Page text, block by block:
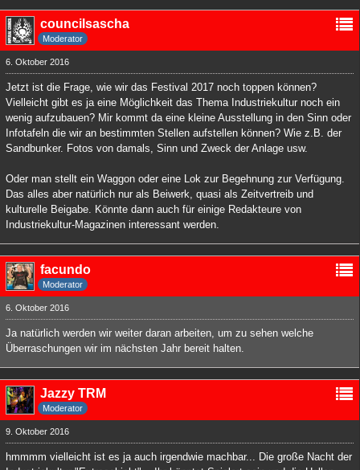
councilsascha
Moderator
6. Oktober 2016
Jetzt ist die Frage, wie wir das Festival 2017 noch toppen können?
Vielleicht gibt es ja eine Möglichkeit das Thema Industriekultur noch ein
wenig aufzubauen? Mir kommt da eine kleine Ausstellung in den Sinn oder
Infotafeln die wir an bestimmten Stellen aufstellen können? Wie z.B. der
Sandbunker. Fotos von damals, Sinn und Zweck der Anlage usw.
Oder man stellt ein Waggon oder eine Lok zur Begehnung zur Verfügung.
Das alles aber natürlich nur als Beiwerk, quasi als Zeitvertreib und
kulturelle Beigabe. Könnte dann auch für einige Redakteure von
Industriekultur-Magazinen interessant werden.
facundo
Moderator
6. Oktober 2016
Ja natürlich werden wir weiter daran arbeiten, um zu sehen welche
Überraschungen wir im nächsten Jahr bereit halten.
Jazzy TRM
Moderator
9. Oktober 2016
hmmmm vielleicht ist es ja auch irgendwie machbar... Die große Nacht der